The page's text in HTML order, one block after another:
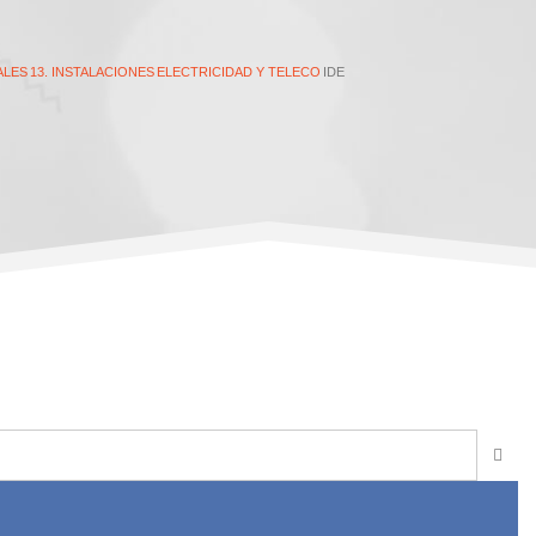
13. INSTALACIONES ELECTRICIDAD Y TELECO IDE